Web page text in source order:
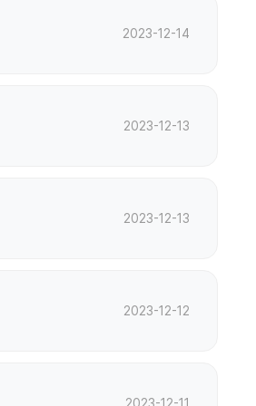
2023-12-14
2023-12-13
2023-12-13
2023-12-12
2023-12-11